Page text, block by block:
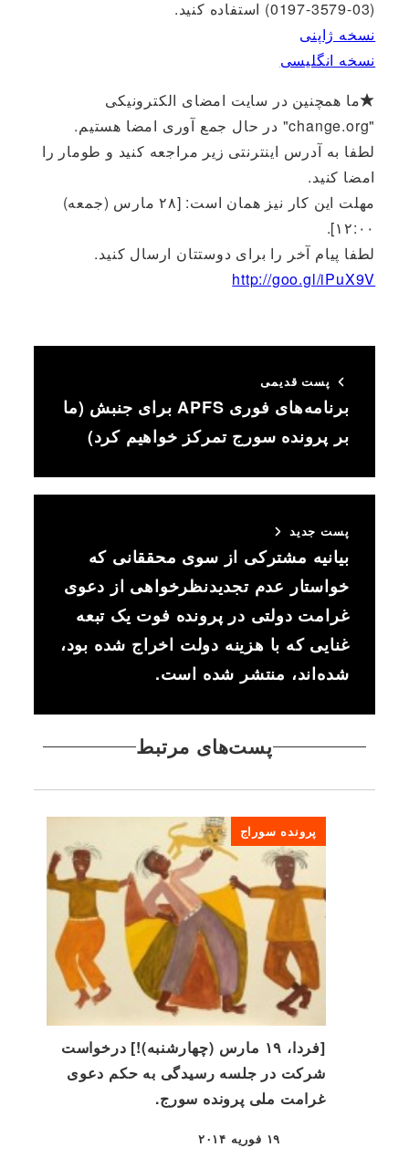
(03-3579-0197) استفاده کنید.
نسخه ژاپنی
نسخه انگلیسی
★ما همچنین در سایت امضای الکترونیکی
"change.org" در حال جمع آوری امضا هستیم.
لطفا به آدرس اینترنتی زیر مراجعه کنید و طومار را
امضا کنید.
مهلت این کار نیز همان است: [۲۸ مارس (جمعه)
۱۲:۰۰].
لطفا پیام آخر را برای دوستتان ارسال کنید.
http://goo.gl/iPuX9V
پست قدیمی
برنامه‌های فوری APFS برای جنبش (ما
بر پرونده سورج تمرکز خواهیم کرد)
پست جدید
بیانیه مشترکی از سوی محققانی که
خواستار عدم تجدیدنظرخواهی از دعوی
غرامت دولتی در پرونده فوت یک تبعه
غنایی که با هزینه دولت اخراج شده بود،
شده‌اند، منتشر شده است.
پست‌های مرتبط
پرونده سوراج
[فردا، ۱۹ مارس (چهارشنبه)!] درخواست
شرکت در جلسه رسیدگی به حکم دعوی
غرامت ملی پرونده سورج.
منتشر شده
۱۹ فوریه ۲۰۱۴